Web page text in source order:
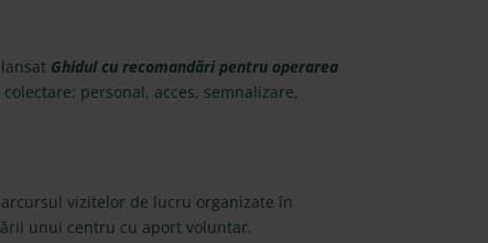
Ghidul cu recomandări pentru operarea
personal, acces, semnalizare,
vizitelor de lucru organizate în
unui centru cu aport voluntar.